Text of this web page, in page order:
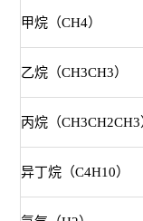
甲烷（CH4）
乙烷（CH3CH3）
丙烷（CH3CH2CH3
异丁烷（C4H10）